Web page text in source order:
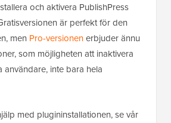
och aktivera PublishPress
är perfekt för den
men Pro-versionenerbjuder ännu
som möjligheten att inaktivera
inte bara hela
med plugininstallationen, se vår